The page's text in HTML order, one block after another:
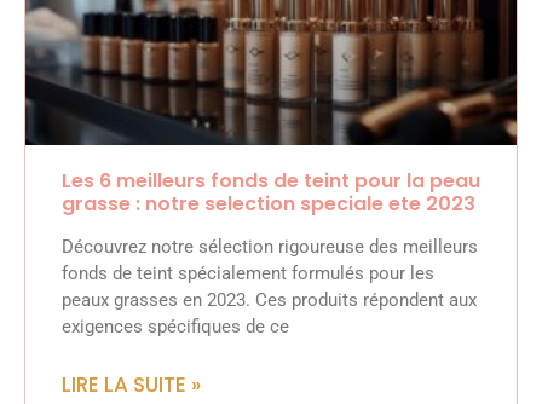
Les 6 meilleurs fonds de teint pour la peau
grasse : notre selection speciale ete 2023
Découvrez notre sélection rigoureuse des meilleurs
fonds de teint spécialement formulés pour les
peaux grasses en 2023. Ces produits répondent aux
exigences spécifiques de ce
LIRE LA SUITE »